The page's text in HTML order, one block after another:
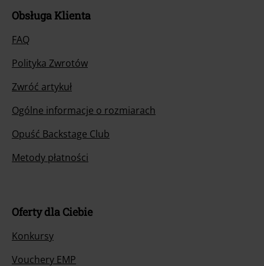
Obsługa Klienta
FAQ
Polityka Zwrotów
Zwróć artykuł
Ogólne informacje o rozmiarach
Opuść Backstage Club
Metody płatności
Oferty dla Ciebie
Konkursy
Vouchery EMP